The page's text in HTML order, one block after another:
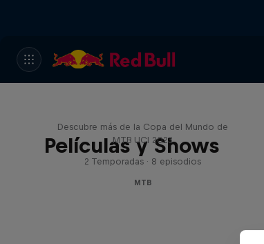
Películas y Shows
Descubre más de la Copa del Mundo de
MTB UCI 2023
2 Temporadas · 8 episodios
MTB